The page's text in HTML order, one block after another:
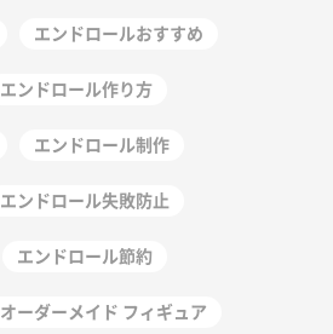
エンドロールおすすめ
エンドロール作り方
エンドロール制作
エンドロール失敗防止
エンドロール節約
オーダーメイド フィギュア